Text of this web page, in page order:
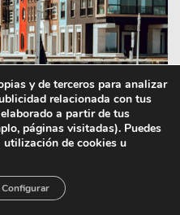
y de terceros para analizar
relacionada con tus
a partir de tus
páginas visitadas). Puedes
de cookies u
Configurar
y de terceros para analizar
relacionada con tus
a partir de tus
páginas visitadas). Puedes
de cookies u
Configurar